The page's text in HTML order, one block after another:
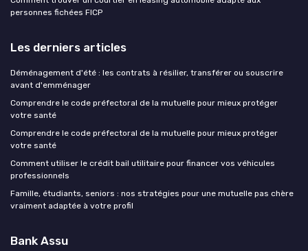
personnes fichées FICP
Les derniers articles
Déménagement d'été : les contrats à résilier, transférer ou souscrire
avant d'emménager
Comprendre le code préfectoral de la mutuelle pour mieux protéger
votre santé
Comprendre le code préfectoral de la mutuelle pour mieux protéger
votre santé
Comment utiliser le crédit bail utilitaire pour financer vos véhicules
professionnels
Famille, étudiants, seniors : nos stratégies pour une mutuelle pas chère
vraiment adaptée à votre profil
Bank Assu